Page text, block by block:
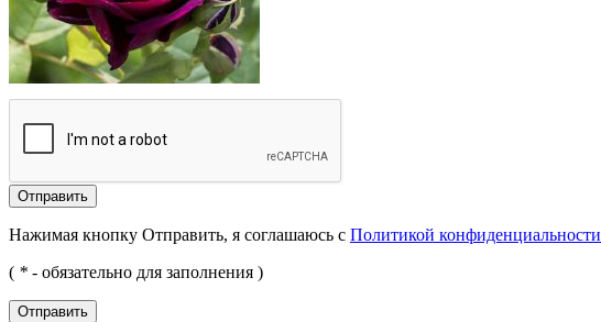
Отправить
Нажимая кнопку Отправить, я соглашаюсь с Политикой конфиденциальности
( * - обязательно для заполнения )
Отправить